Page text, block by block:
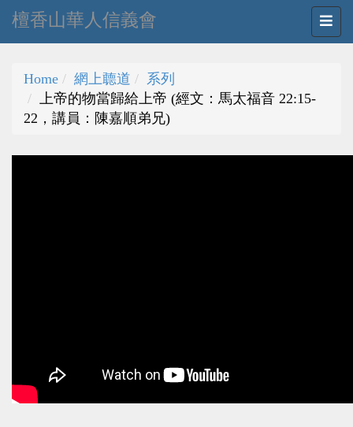
檀香山華人信義會
Home 網上聼道
系列
上帝的物當歸給上帝 (經文：馬太福音 22:15-
22，講員：陳嘉順弟兄)